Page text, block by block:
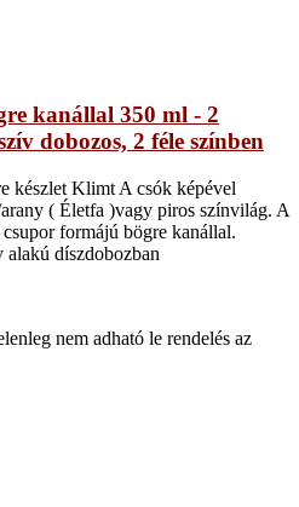
kanállal 350 ml - 2
dobozos, 2 féle színben
készlet Klimt A csók képével
( Életfa )vagy piros színvilág. A
formájú bögre kanállal.
díszdobozban
nem adható le rendelés az